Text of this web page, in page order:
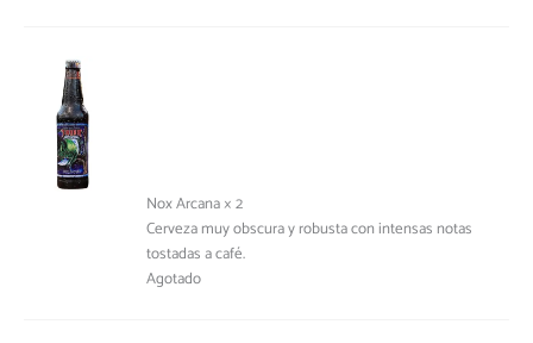
Nox Arcana × 2
Cerveza muy obscura y robusta con intensas notas
tostadas a café.
Agotado